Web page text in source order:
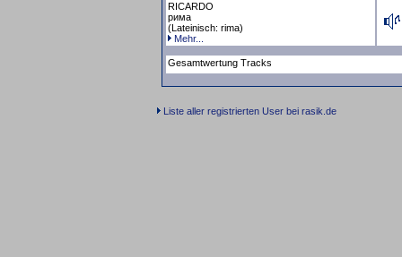
RICARDO
рима
(Lateinisch: rima)
Mehr...
Gesamtwertung Tracks
Liste aller registrierten User bei rasik.de